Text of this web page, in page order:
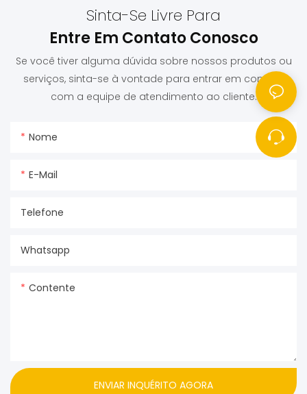
Sinta-Se Livre Para
Entre Em Contato Conosco
Se você tiver alguma dúvida sobre nossos produtos ou
serviços, sinta-se à vontade para entrar em contato
com a equipe de atendimento ao cliente.
Nome
E-Mail
Telefone
Whatsapp
Contente
ENVIAR INQUÉRITO AGORA